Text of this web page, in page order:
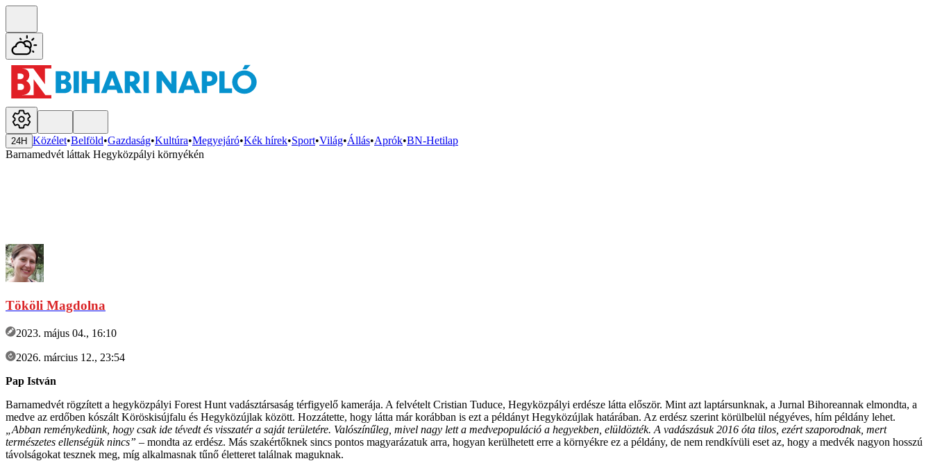
24H Közélet•Belföld•Gazdaság•Kultúra•Megyejáró•Kék hírek•Sport•Világ•Állás•Aprók•BN-Hetilap
Barnamedvét láttak Hegyközpályi környékén
Tököli Magdolna
2023. május 04., 16:10
2026. március 12., 23:54
Pap István
Barnamedvét rögzített a hegyközpályi Forest Hunt vadásztársaság térfigyelő kamerája. A felvételt Cristian Tuduce, Hegyközpályi erdésze látta először. Mint azt laptársunknak, a Jurnal Bihoreannak elmondta, a
medve az erdőben kószált Köröskisújfalu és Hegyközújlak között. Hozzátette, hogy látta már korábban is ezt a példányt Hegyközújlak határában. Az erdész szerint körülbelül négyéves, hím példány lehet.
„Abban reménykedünk, hogy csak ide tévedt és visszatér a saját területére. Valószínűleg, mivel nagy lett a medvepopuláció a hegyekben, elüldözték. A vadászásuk 2016 óta tilos, ezért szaporodnak, mert
természetes ellenségük nincs” – mondta az erdész. Más szakértőknek sincs pontos magyarázatuk arra, hogyan kerülhetett erre a környékre ez a példány, de nem rendkívüli eset az, hogy a medvék nagyon hosszú
távolságokat tesznek meg, míg alkalmasnak tűnő életteret találnak maguknak.